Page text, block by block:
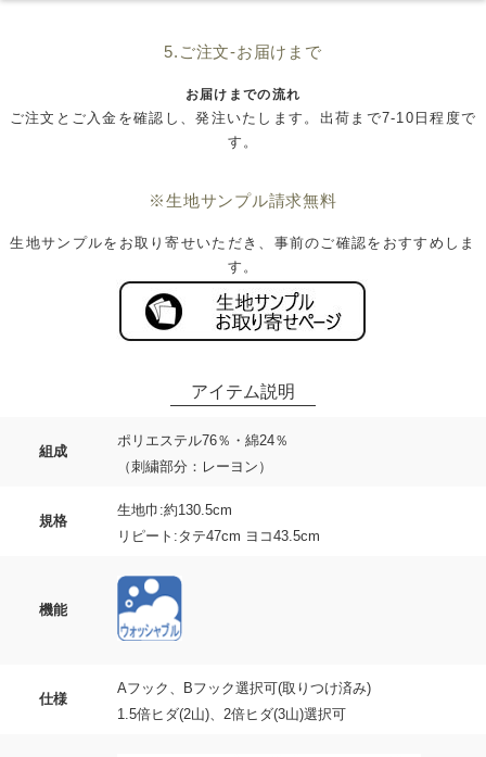
組成
ポリエステル76％・綿24％
（刺繍部分：レーヨン）
規格
生地巾:約130.5cm
リピート:タテ47cm ヨコ43.5cm
機能
仕様
Aフック、Bフック選択可(取りつけ済み)
1.5倍ヒダ(2山)、2倍ヒダ(3山)選択可
5.ご注文-お届けまで
お届けまでの流れ
ご注文とご入金を確認し、発注いたします。出荷まで7-10日程度で
す。
※生地サンプル請求無料
生地サンプルをお取り寄せいただき、事前のご確認をおすすめしま
す。